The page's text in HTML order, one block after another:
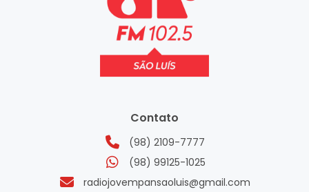
Contato
(98) 2109-7777
(98) 99125-1025
radiojovempansaoluis@gmail.com